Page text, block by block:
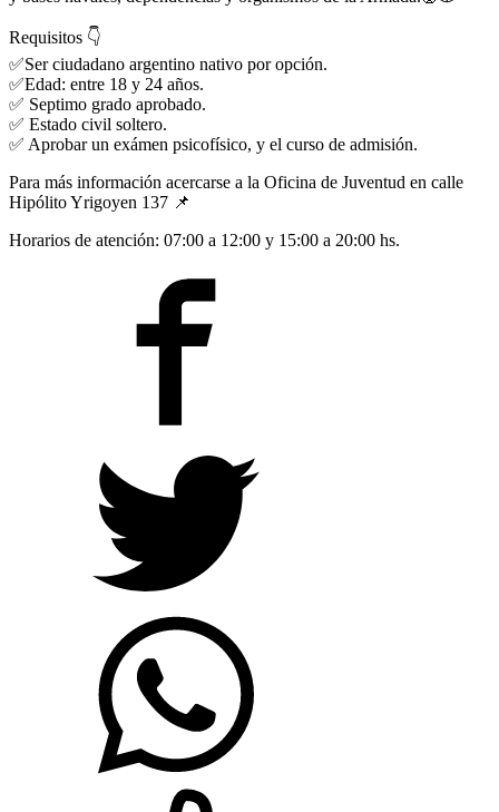
Requisitos 👇
✅Ser ciudadano argentino nativo por opción.
✅Edad: entre 18 y 24 años.
✅ Septimo grado aprobado.
✅ Estado civil soltero.
✅ Aprobar un exámen psicofísico, y el curso de admisión.
Para más información acercarse a la Oficina de Juventud en calle
Hipólito Yrigoyen 137 📌
Horarios de atención: 07:00 a 12:00 y 15:00 a 20:00 hs.